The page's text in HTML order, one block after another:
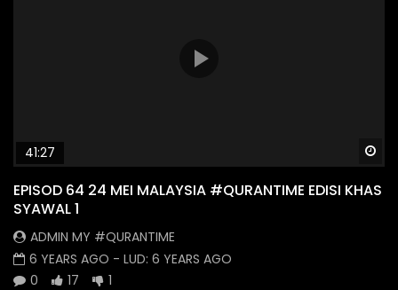
41:27
EPISOD 64 24 MEI MALAYSIA #QURANTIME EDISI KHAS
SYAWAL 1
ADMIN MY #QURANTIME
6 YEARS AGO - LUD: 6 YEARS AGO
0
17 1